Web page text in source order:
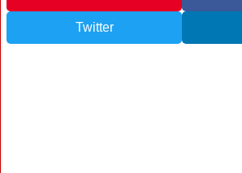
Twitter